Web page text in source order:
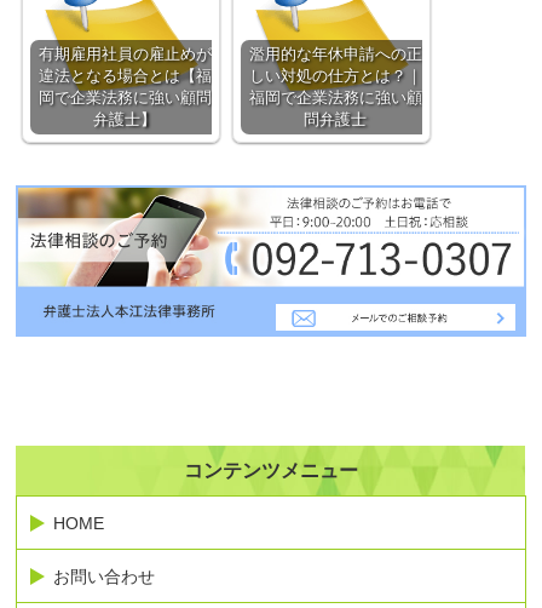
有期雇用社員の雇止めが
違法となる場合とは【福
岡で企業法務に強い顧問
弁護士】
濫用的な年休申請への正
しい対処の仕方とは？｜
福岡で企業法務に強い顧
問弁護士
コンテンツメニュー
HOME
お問い合わせ